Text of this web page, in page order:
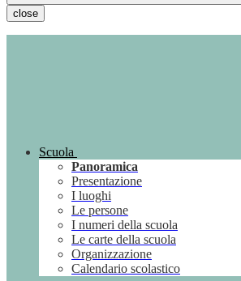
close
Scuola
Panoramica
Presentazione
I luoghi
Le persone
I numeri della scuola
Le carte della scuola
Organizzazione
Calendario scolastico